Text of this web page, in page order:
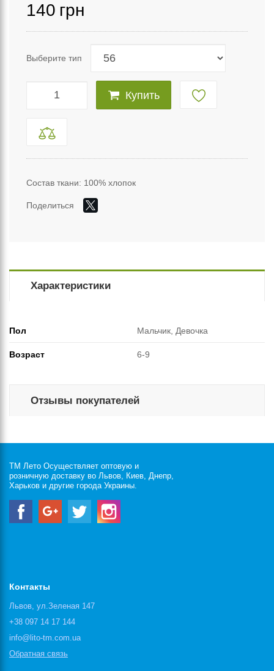
140 грн
Выберите тип
Купить
Состав ткани: 100% хлопок
Поделиться
Характеристики
Пол Мальчик, Девочка
Возраст 6-9
Отзывы покупателей
ТМ Лето Осуществляет оптовую и
розничную доставку во Львов, Киев, Днепр,
Харьков и другие города Украины.
Контакты
Львов, ул.Зеленая 147
+38 097 14 17 144
info@lito-tm.com.ua
Обратная связь